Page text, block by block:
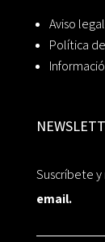
Aviso
Política
Suscríbete y
email.